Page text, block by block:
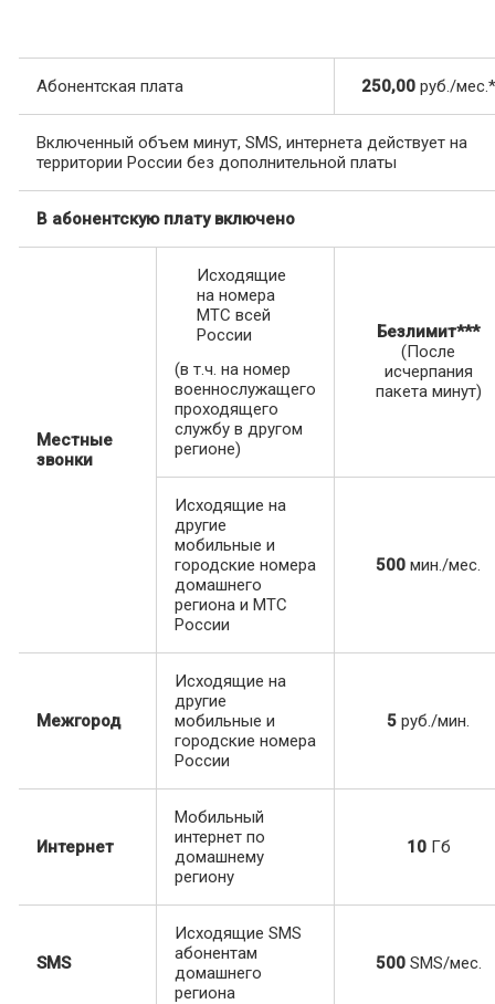
Абонентская плата 250,00руб./мес.*
Включенный объем минут, SMS, интернета действует на
территории России без дополнительной платы
В абонентскую плату включено
Местные
звонки
Исходящие
на номера
МТС всей
России
(в т.ч. на номер
военнослужащего
проходящего
службу в другом
регионе)
Безлимит***
(После
исчерпания
пакета минут)
Исходящие на
другие
мобильные и
городские номера
домашнего
региона и МТС
России
500 мин./мес.
Межгород
Исходящие на
другие
мобильные и
городские номера
России
5 руб./мин.
Интернет
Мобильный
интернет по
домашнему
региону
10 Гб
SMS
Исходящие SMS
абонентам
домашнего
региона
500SMS/мес.